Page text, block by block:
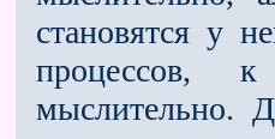
становятся у
процессов,
мыслительно.